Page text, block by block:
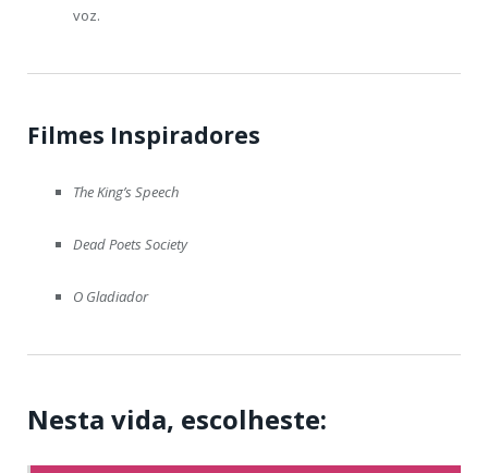
voz.
Filmes Inspiradores
The King’s Speech
Dead Poets Society
O Gladiador
Nesta vida, escolheste: